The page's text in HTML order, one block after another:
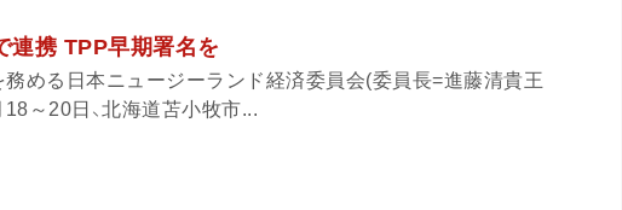
連携 TPP早期署名を
務める日本ニュージーランド経済委員会(委員長=進藤清貴王
～20日、北海道苫小牧市...